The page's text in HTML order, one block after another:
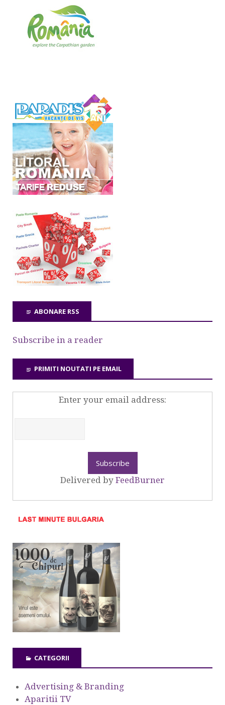
ABONARE RSS
Subscribe in a reader
PRIMITI NOUTATI PE EMAIL
Enter your email address:
Delivered by FeedBurner
CATEGORII
Advertising & Branding
Aparitii TV